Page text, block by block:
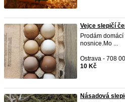
Vejce slepičí
Prodám
nosnice.Mo ...
Ostrava - 708 00
10 Kč
Násadová